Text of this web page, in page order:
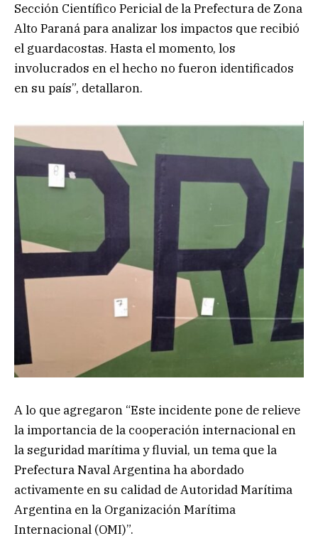
Sección Científico Pericial de la Prefectura de Zona
Alto Paraná para analizar los impactos que recibió
el guardacostas. Hasta el momento, los
involucrados en el hecho no fueron identificados
en su país”, detallaron.
A lo que agregaron “Este incidente pone de relieve
la importancia de la cooperación internacional en
la seguridad marítima y fluvial, un tema que la
Prefectura Naval Argentina ha abordado
activamente en su calidad de Autoridad Marítima
Argentina en la Organización Marítima
Internacional (OMI)”.